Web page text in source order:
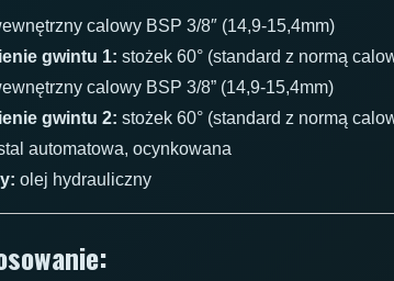
calowy BSP 3/8″ (14,9-15,4mm)
gwintu 1: stożek 60° (standard z normą
calowy BSP 3/8” (14,9-15,4mm)
gwintu 2: stożek 60° (standard z normą
automatowa, ocynkowana
olej hydrauliczny